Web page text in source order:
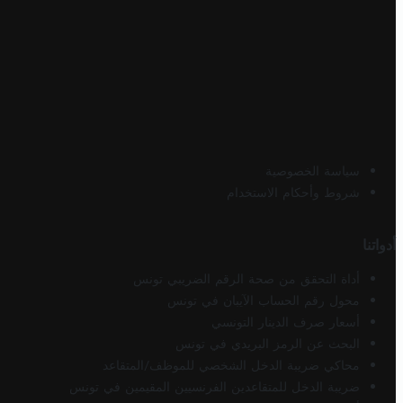
سياسة الخصوصية
شروط وأحكام الاستخدام
أدواتنا
أداة التحقق من صحة الرقم الضريبي تونس
محول رقم الحساب الآيبان في تونس
أسعار صرف الدينار التونسي
البحث عن الرمز البريدي في تونس
محاكي ضريبة الدخل الشخصي للموظف/المتقاعد
ضريبة الدخل للمتقاعدين الفرنسيين المقيمين في تونس